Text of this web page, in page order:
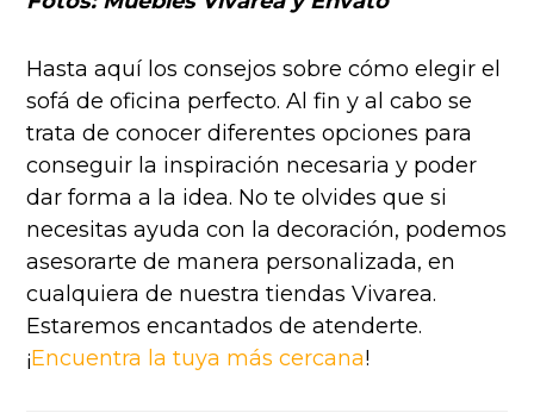
Hasta aquí los consejos sobre cómo elegir el
sofá de oficina perfecto. Al fin y al cabo se
trata de conocer diferentes opciones para
conseguir la inspiración necesaria y poder
dar forma a la idea. No te olvides que si
necesitas ayuda con la decoración, podemos
asesorarte de manera personalizada, en
cualquiera de nuestra tiendas Vivarea.
Estaremos encantados de atenderte.
¡Encuentra la tuya más cercana!